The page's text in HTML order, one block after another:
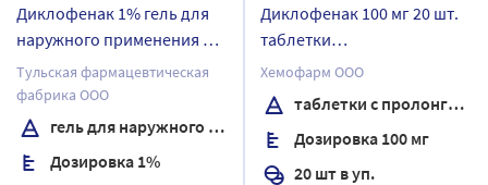
Диклофенак 1% гель для
наружного применения 30
гр
Тульская фармацевтическая
фабрика ООО
гель для наружного применения
Дозировка 1%
Диклофенак 100 мг 20 шт.
таблетки
пролонгированные
покрытые пленочной
оболочкой
Хемофарм ООО
таблетки с пролонгированным высвобождением, покрытые пленочной оболочкой
Дозировка 100 мг
20 шт в уп.